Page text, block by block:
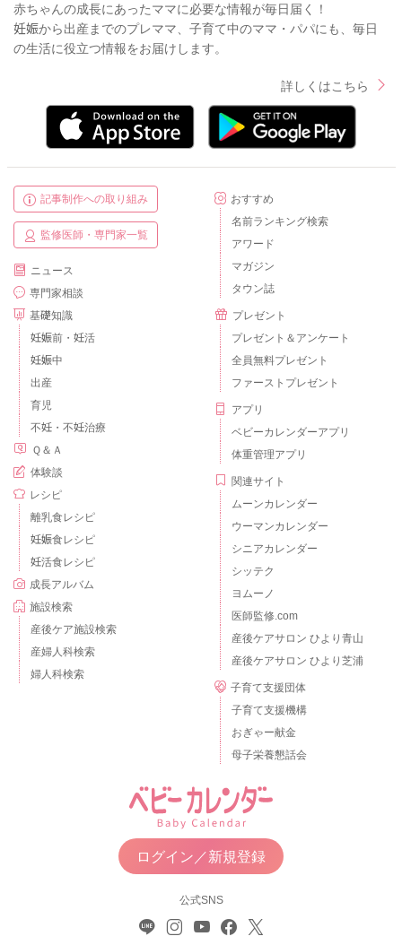
赤ちゃんの成長にあったママに必要な情報が毎日届く！
妊娠から出産までのプレママ、子育て中のママ・パパにも、毎日
の生活に役立つ情報をお届けします。
詳しくはこちら
記事制作への取り組み
監修医師・専門家一覧
ニュース
専門家相談
基礎知識
妊娠前・妊活
妊娠中
出産
育児
不妊・不妊治療
Ｑ＆Ａ
体験談
レシピ
離乳食レシピ
妊娠食レシピ
妊活食レシピ
成長アルバム
施設検索
産後ケア施設検索
産婦人科検索
婦人科検索
おすすめ
名前ランキング検索
アワード
マガジン
タウン誌
プレゼント
プレゼント＆アンケート
全員無料プレゼント
ファーストプレゼント
アプリ
ベビーカレンダーアプリ
体重管理アプリ
関連サイト
ムーンカレンダー
ウーマンカレンダー
シニアカレンダー
シッテク
ヨムーノ
医師監修.com
産後ケアサロン ひより青山
産後ケアサロン ひより芝浦
子育て支援団体
子育て支援機構
おぎゃー献金
母子栄養懇話会
ログイン／新規登録
公式SNS